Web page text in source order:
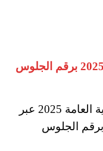
الاستعلام عن نتيجة الثانوية العامة 2025 برقم الجلوس
ويمكنكم الاستعلام عن نتيجة الثانوية العامة 2025 عبر
برقم الجلوس